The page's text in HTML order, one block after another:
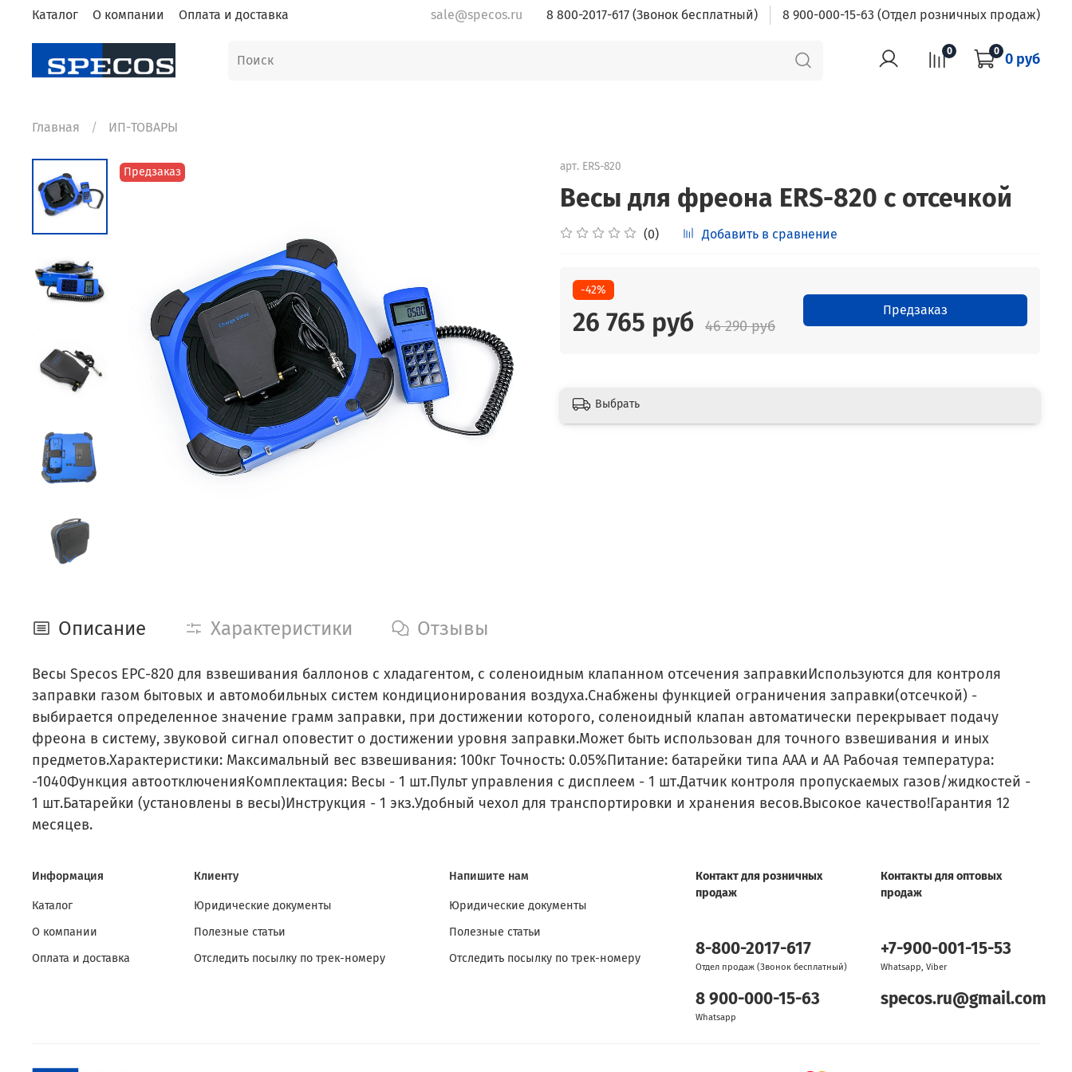
Каталог О компании Оплата и доставка sale@specos.ru 8 800-2017-617 (Звонок бесплатный) 8 900-000-15-63 (Отдел розничных продаж)
0 0 0 руб
Главная ИП-ТОВАРЫ
Предзаказ арт. ERS-820
Весы для фреона ERS-820 с отсечкой
(0) Добавить в сравнение
-42%
26 765 руб 46 290 руб
Предзаказ
Выбрать
Описание Характеристики Отзывы
Весы Specos ЕРС-820 для взвешивания баллонов с хладагентом, с соленоидным клапанном отсечения заправкиИспользуются для контроля
заправки газом бытовых и автомобильных систем кондиционирования воздуха.Снабжены функцией ограничения заправки(отсечкой) -
выбирается определенное значение грамм заправки, при достижении которого, соленоидный клапан автоматически перекрывает подачу
фреона в систему, звуковой сигнал оповестит о достижении уровня заправки.Может быть использован для точного взвешивания и иных
предметов.Характеристики: Максимальный вес взвешивания: 100кг Точность: 0.05%Питание: батарейки типа ААА и АА Рабочая температура:
-1040Функция автоотключенияКомплектация: Весы - 1 шт.Пульт управления с дисплеем - 1 шт.Датчик контроля пропускаемых газов/жидкостей -
1 шт.Батарейки (установлены в весы)Инструкция - 1 экз.Удобный чехол для транспортировки и хранения весов.Высокое качество!Гарантия 12
месяцев.
Информация
Каталог
О компании
Оплата и доставка
Клиенту
Юридические документы
Полезные статьи
Отследить посылку по трек-номеру
Напишите нам
Юридические документы
Полезные статьи
Отследить посылку по трек-номеру
Контакт для розничных
продаж
8-800-2017-617
Отдел продаж (Звонок бесплатный)
8 900-000-15-63
Whatsapp
Контакты для оптовых
продаж
+7-900-001-15-53
Whatsapp, Viber
specos.ru@gmail.com